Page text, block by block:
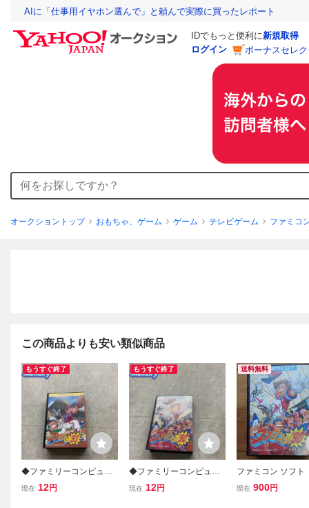
AIに「仕事用イヤホン選んで」と頼んで実際に買ったレポート
IDでもっと便利に新規取得
ログイン
ボーナスセレ
オークショントップ おもちゃ、ゲーム ゲーム テレビゲーム ファミコ
この商品よりも安い類似商品
もうすぐ終了
◆ファミリーコンピュー
ター/ファミコン/FC ファ
現在 12円
もうすぐ終了
◆ファミリーコンピュー
ター/ファミコン/FC ファ
現在 12円
送料無料
ファミコン ソフ
ミスタ90・ナム
現在 900円